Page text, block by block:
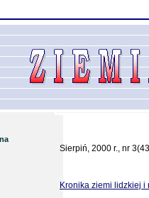
Sierpiń, 2000 r., nr
Kronika ziemi lidzkiej i